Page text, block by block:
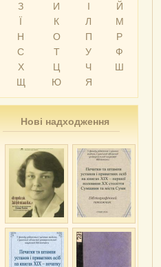
З
И І
Й
Ї
К Л
М
Н
О П
Р
С
Т У
Ф
Х
Ц Ч
Ш
Щ
Ю Я
Нові надходження